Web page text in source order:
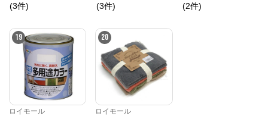
Ｌ
(3件)
(3件)
(2件)
19
ロイモール
20
ロイモール